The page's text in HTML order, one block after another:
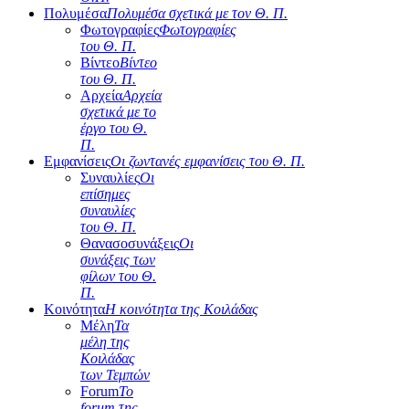
ΠολυμέσαΠολυμέσα σχετικά με τον Θ. Π.
ΦωτογραφίεςΦωτογραφίες
του Θ. Π.
ΒίντεοΒίντεο
του Θ. Π.
ΑρχείαΑρχεία
σχετικά με το
έργο του Θ.
Π.
ΕμφανίσειςΟι ζωντανές εμφανίσεις του Θ. Π.
ΣυναυλίεςΟι
επίσημες
συναυλίες
του Θ. Π.
ΘανασοσυνάξειςΟι
συνάξεις των
φίλων του Θ.
Π.
ΚοινότηταΗ κοινότητα της Κοιλάδας
ΜέληΤα
μέλη της
Κοιλάδας
των Τεμπών
ForumΤο